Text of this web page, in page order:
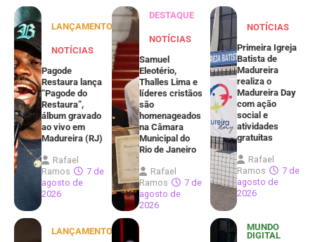
LANÇAMENTOS
NOTÍCIAS
Pagode
Restaura lança
“Pagode do
Restaura”,
álbum gravado
ao vivo em
Madureira (RJ)
Rafael
Ramos
7 de
agosto de
2026
DESTAQUE
NOTÍCIAS
Samuel
Eleotério,
Thalles Lima e
líderes cristãos
são
homenageados
na Câmara
Municipal do
Rio de Janeiro
Rafael
Ramos
7 de
agosto de
2026
NOTÍCIAS
Primeira Igreja
Batista de
Madureira
realiza o
Madureira Day
com ação
social e
atividades
gratuitas
Rafael
Ramos
7 de
agosto de
2026
LANÇAMENTOS
MUNDO
DIGITAL